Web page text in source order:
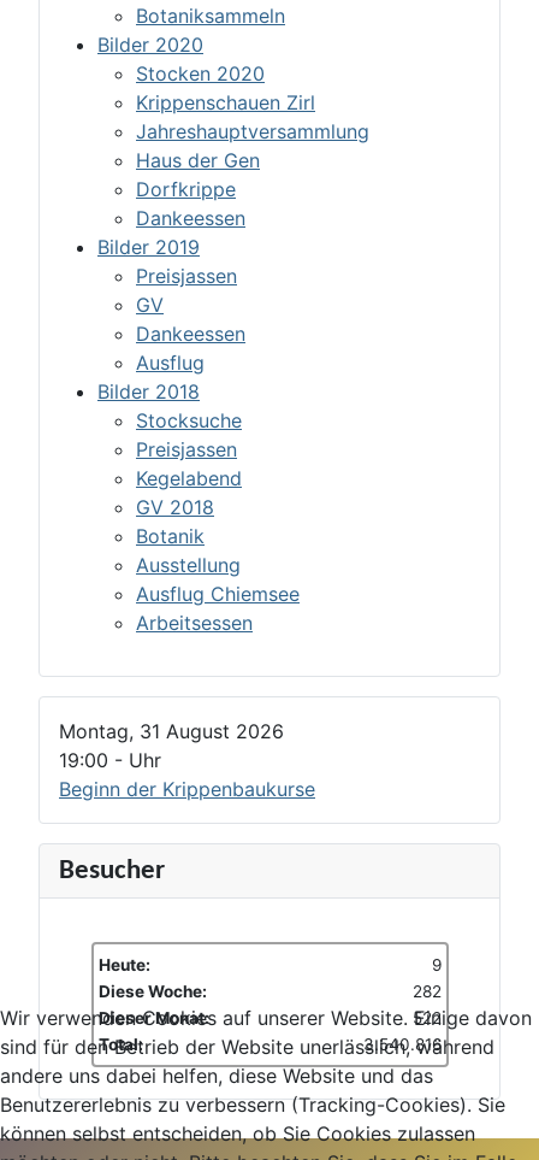
Botaniksammeln
Bilder 2020
Stocken 2020
Krippenschauen Zirl
Jahreshauptversammlung
Haus der Gen
Dorfkrippe
Dankeessen
Bilder 2019
Preisjassen
GV
Dankeessen
Ausflug
Bilder 2018
Stocksuche
Preisjassen
Kegelabend
GV 2018
Botanik
Ausstellung
Ausflug Chiemsee
Arbeitsessen
Montag, 31 August 2026
19:00 - Uhr
Beginn der Krippenbaukurse
Besucher
Heute:
9
Diese Woche:
282
Dieser Monat:
522
Total:
3.540.816
Wir verwenden Cookies auf unserer Website. Einige davon
sind für den Betrieb der Website unerlässlich, während
andere uns dabei helfen, diese Website und das
Benutzererlebnis zu verbessern (Tracking-Cookies). Sie
können selbst entscheiden, ob Sie Cookies zulassen